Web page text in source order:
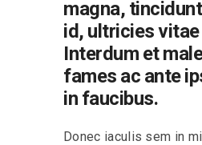
magna,
id, ultricies
Interdum et
fames ac ante
in faucibus.
Donec iaculis sem in